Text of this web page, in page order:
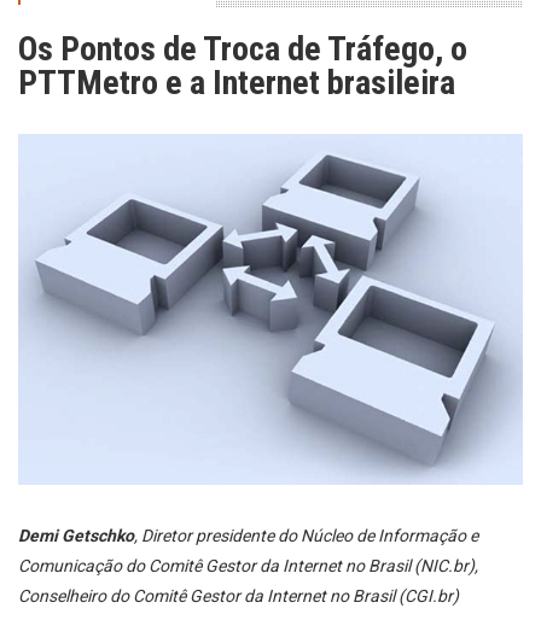
Os Pontos de Troca de Tráfego, o
PTTMetro e a Internet brasileira
Demi Getschko, Diretor presidente do Núcleo de Informação e
Comunicação do Comitê Gestor da Internet no Brasil (NIC.br),
Conselheiro do Comitê Gestor da Internet no Brasil (CGI.br)